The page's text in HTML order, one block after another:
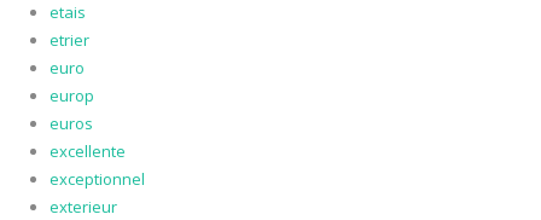
etais
etrier
euro
europ
euros
excellente
exceptionnel
exterieur